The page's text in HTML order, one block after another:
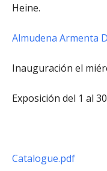
Heine.
Almudena Armenta
Inauguración el
Exposición del 1 al
Catalogue.pdf